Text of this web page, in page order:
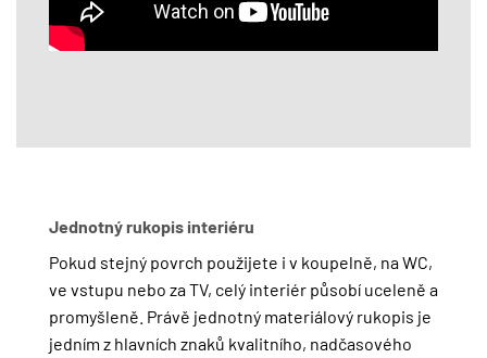
Jednotný rukopis interiéru
Pokud stejný povrch použijete i v koupelně, na WC,
ve vstupu nebo za TV, celý interiér působí uceleně a
promyšleně. Právě jednotný materiálový rukopis je
jedním z hlavních znaků kvalitního, nadčasového